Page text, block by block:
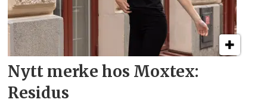
Nytt merke hos Moxtex:
Residus